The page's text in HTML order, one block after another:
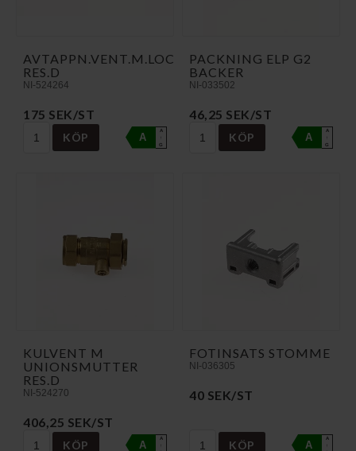
AVTAPPN.VENT.M.LOCK
RES.D
NI-524264
175 SEK/ST
KÖP A
A
↑
G
PACKNING ELP G2
BACKER
NI-033502
46,25 SEK/ST
KÖP A
A
↑
G
KULVENT M
UNIONSMUTTER
RES.D
NI-524270
406,25 SEK/ST
KÖP A
A
↑
FOTINSATS STOMME
NI-036305
40 SEK/ST
KÖP A
A
↑